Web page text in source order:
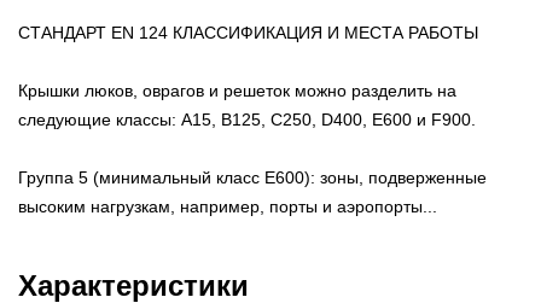
СТАНДАРТ EN 124 КЛАССИФИКАЦИЯ И МЕСТА РАБОТЫ
Крышки люков, оврагов и решеток можно разделить на
следующие классы: A15, B125, C250, D400, E600 и F900.
Группа 5 (минимальный класс E600): зоны, подверженные
высоким нагрузкам, например, порты и аэропорты...
Характеристики